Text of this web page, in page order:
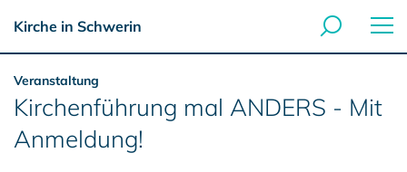
Kirche in Schwerin
Veranstaltung
Kirchenführung mal ANDERS - Mit
Anmeldung!